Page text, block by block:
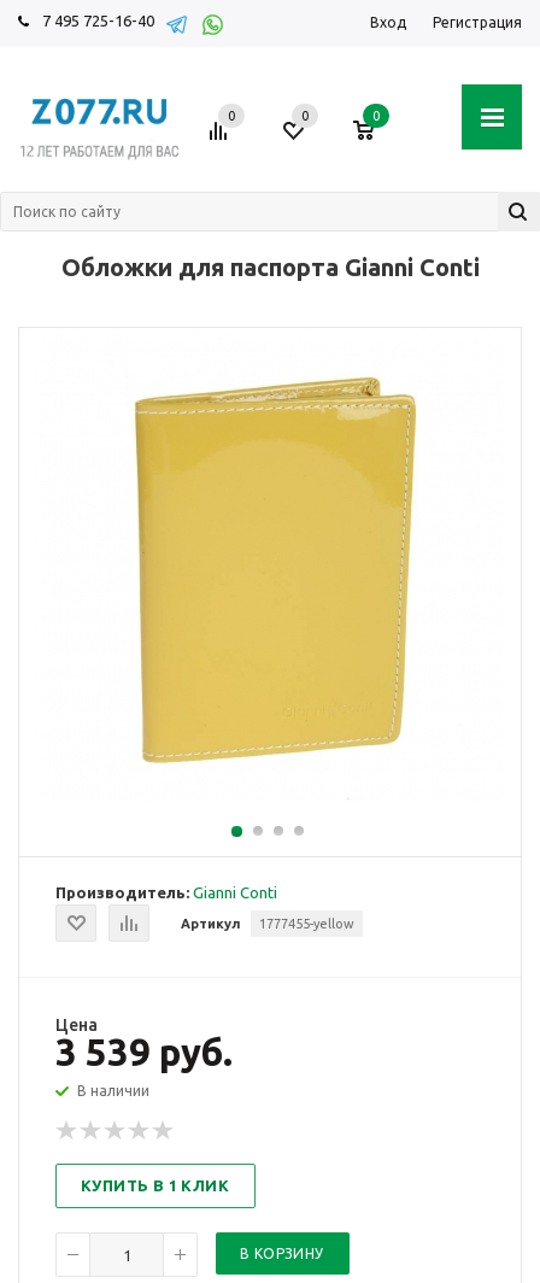
7 495 725-16-40 Вход Регистрация
0 0 0
Обложки для паспорта Gianni Conti
Производитель: Gianni Conti
Артикул 1777455-yellow
Цена
3 539 руб.
В наличии
КУПИТЬ В 1 КЛИК